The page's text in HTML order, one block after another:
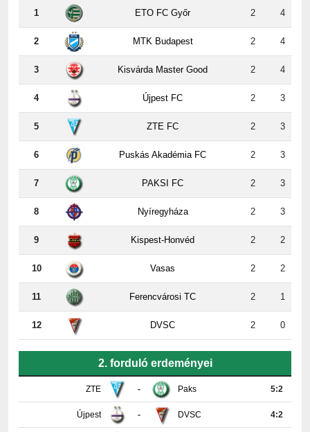
2 MTK Budapest 2 4
3 Kisvárda Master Good 2 4
4 Újpest FC 2 3
5 ZTE FC 2 3
6 Puskás Akadémia FC 2 3
7 PAKSI FC 2 3
8 Nyíregyháza 2 3
9 Kispest-Honvéd 2 2
10 Vasas 2 2
11 Ferencvárosi TC 2 1
12 DVSC 2 0
ZTE - Paks
Újpest DVSC 4:2
Ferencváros Vasas 0:0